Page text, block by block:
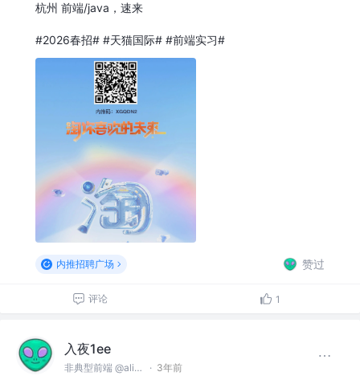
杭州 前端/java，速来
#2026春招# #天猫国际# #前端实习#
内推招聘广场 赞过
评论 1
入夜1ee
非典型前端 @alibaba · 3年前